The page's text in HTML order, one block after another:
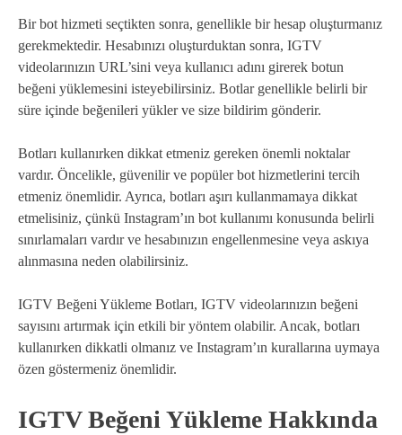
Bir bot hizmeti seçtikten sonra, genellikle bir hesap oluşturmanız
gerekmektedir. Hesabınızı oluşturduktan sonra, IGTV
videolarınızın URL’sini veya kullanıcı adını girerek botun
beğeni yüklemesini isteyebilirsiniz. Botlar genellikle belirli bir
süre içinde beğenileri yükler ve size bildirim gönderir.
Botları kullanırken dikkat etmeniz gereken önemli noktalar
vardır. Öncelikle, güvenilir ve popüler bot hizmetlerini tercih
etmeniz önemlidir. Ayrıca, botları aşırı kullanmamaya dikkat
etmelisiniz, çünkü Instagram’ın bot kullanımı konusunda belirli
sınırlamaları vardır ve hesabınızın engellenmesine veya askıya
alınmasına neden olabilirsiniz.
IGTV Beğeni Yükleme Botları, IGTV videolarınızın beğeni
sayısını artırmak için etkili bir yöntem olabilir. Ancak, botları
kullanırken dikkatli olmanız ve Instagram’ın kurallarına uymaya
özen göstermeniz önemlidir.
IGTV Beğeni Yükleme Hakkında